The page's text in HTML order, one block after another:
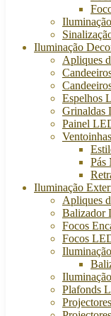
Iluminação
Apliques
Espelhos
Grinaldas
Painel
Pás
Iluminação
Apliques
Balizador
Focos
Focos
Plafonds